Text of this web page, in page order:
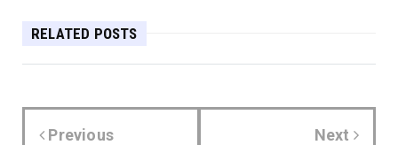
RELATED POSTS
Previous Next